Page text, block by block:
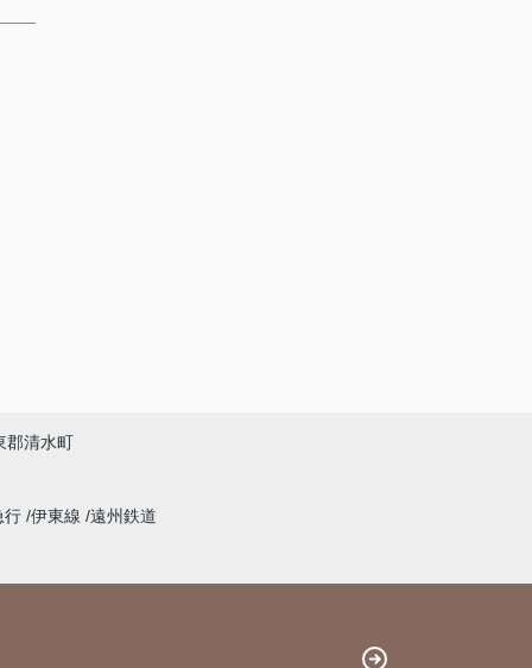
郡清水町
行 伊東線 遠州鉄道